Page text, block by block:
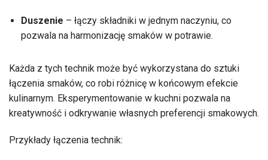
Duszenie – łączy składniki w jednym naczyniu, co
pozwala na harmonizację smaków w potrawie.
Każda z tych technik może być wykorzystana do sztuki
łączenia smaków, co robi różnicę w końcowym efekcie
kulinarnym. Eksperymentowanie w kuchni pozwala na
kreatywność i odkrywanie własnych preferencji smakowych.
Przykłady łączenia technik: